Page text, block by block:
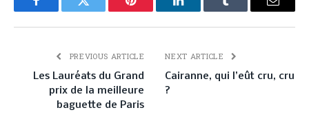
FacebookTwitter Pinterest LinkedInTumblr Email
PREVIOUS ARTICLE
Les Lauréats du Grand
prix de la meilleure
baguette de Paris
NEXT ARTICLE
Cairanne, qui l’eût cru, cru
?